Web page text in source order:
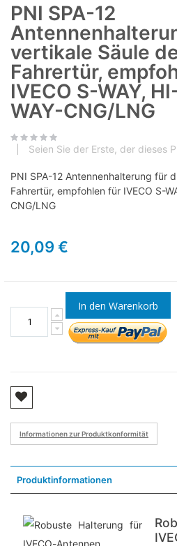
PNI SPA-12
vertikale Säule
Fahrertür,
IVECO S-WAY,
WAY-CNG/LNG
Seien Sie der Erste, der dieses
PNI SPA-12 Antennenhalterung für
Fahrertür, empfohlen für IVECO S-
CNG/LNG
20,09 €
In den Warenkorb
Informationen zur Produktkonformität
Produktinformationen